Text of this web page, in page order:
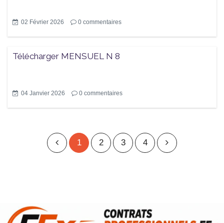
02 Février 2026 0 commentaires
Télécharger MENSUEL N 8
04 Janvier 2026 0 commentaires
1 2 3 4